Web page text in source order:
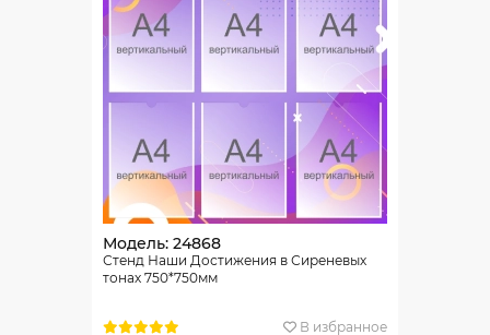
Модель: 24868
Стенд Наши Достижения в Сиреневых
тонах 750*750мм
В избранное